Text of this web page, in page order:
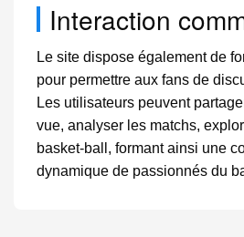
Interaction
Le site dispose également de
pour permettre aux fans de
Les utilisateurs peuvent
vue, analyser les matchs,
basket-ball, formant ainsi une
dynamique de passionnés du